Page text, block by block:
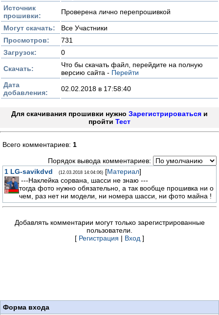
Источник
прошивки:
Проверена лично перепрошивкой
Могут скачать:
Все Участники
Просмотров:
731
Загрузок:
0
Скачать:
Что бы скачать файл, перейдите на полную
версию сайта - Перейти
Дата
добавления:
02.02.2018 в 17:58:40
Для скачивания прошивки нужно Зарегистрироваться и
пройти Тест
Всего комментариев: 1
Порядок вывода комментариев:
1 LG-savikdvd (12.03.2018 14:04:06) [Материал]
---Наклейка сорвана, шасси не знаю ---
тогда фото нужно обязательно, а так вообще прошивка ни о
чем, раз нет ни модели, ни номера шасси, ни фото майна !
Добавлять комментарии могут только зарегистрированные
пользователи.
[ Регистрация | Вход ]
Форма входа